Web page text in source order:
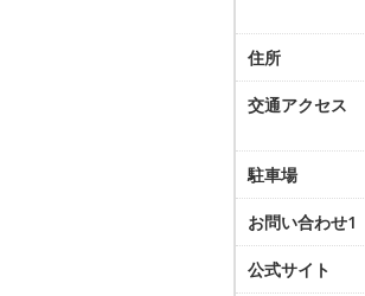
住所
交通アクセス
駐車場
お問い合わせ1
公式サイト